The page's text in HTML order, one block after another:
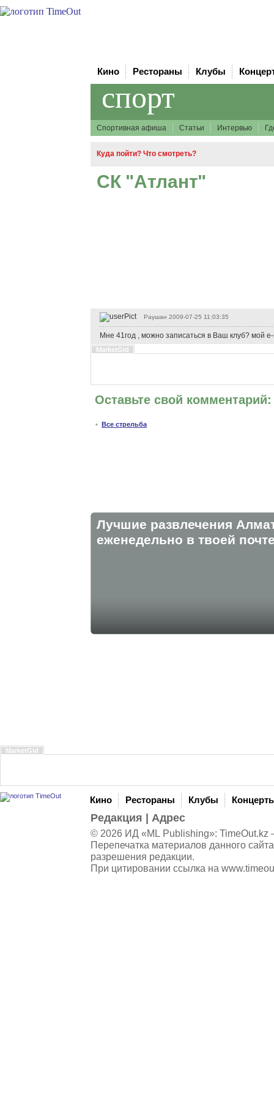
Кино Рестораны Клубы
спорт
Спортивная афиша Статьи Интервью
Куда пойти? Что смотреть?
СК "Атлант"
Раушан 2009-07-25 11:03:35
Мне 41год , можно записаться в Ваш клуб? мой
MarketGid
Оставьте свой комментарий:
• Все стрельба
Лучшие развлечения
eженедельно в твоей
MarketGid
Кино Рестораны Клубы
Редакция Адрес
© 2026 ИД «ML Publishing»: TimeOut.kz
Перепечатка материалов данного
разрешения редакции.
При цитировании ссылка на